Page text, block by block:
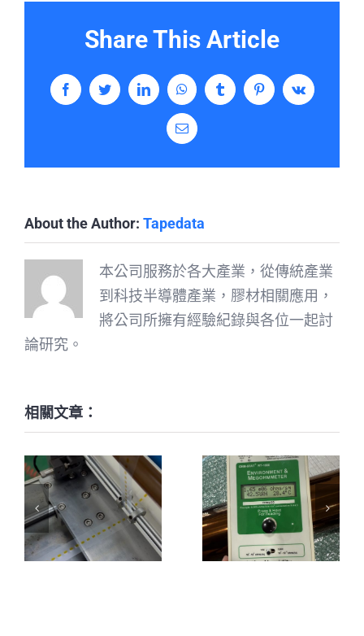
Share This Article
FacebookTwitterLinkedInWhatsAppTumblrPinterestVk
Email:
About the Author: Tapedata
本公司服務於各大產業，從傳統產業
到科技半導體產業，膠材相關應用，
將公司所擁有經驗紀錄與各位一起討
論研究。
相關文章：